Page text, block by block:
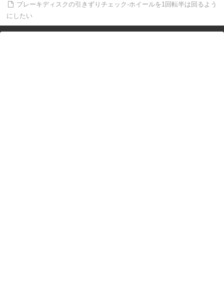
ブレーキディスクの引きずりチェック-ホイールを1回転半は回るよう
にしたい